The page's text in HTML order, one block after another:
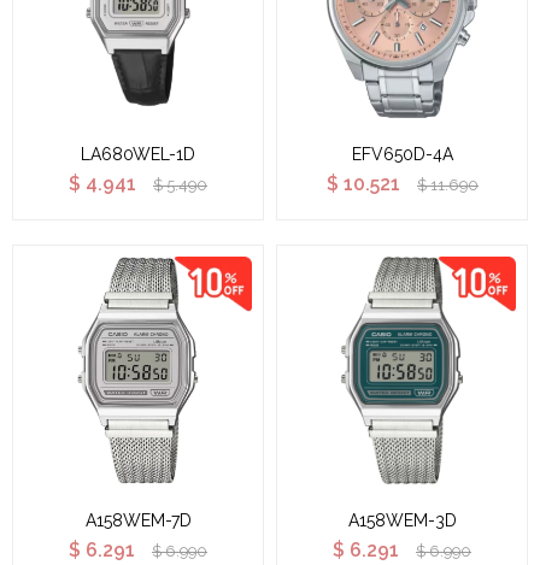
LA680WEL-1D
$ 4.941 $ 5.490
EFV650D-4A
$ 10.521 $ 11.690
A158WEM-7D
$ 6.291 $ 6.990
A158WEM-3D
$ 6.291 $ 6.990